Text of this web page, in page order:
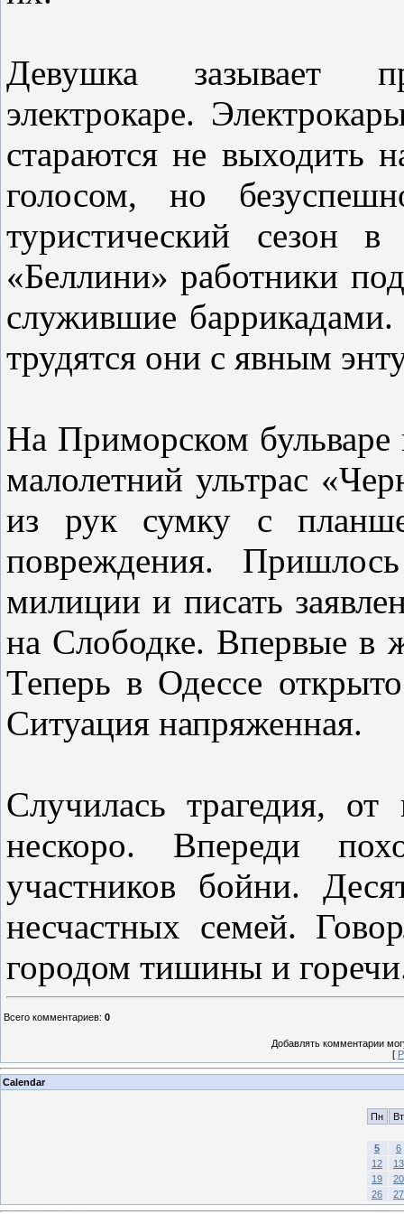
Девушка зазывает
электрокаре.
стараются не выходить
голосом, но
туристический сезон
«Беллини» работники
служившие
трудятся они с явным
На Приморском бульваре
малолетний ультрас
из рук сумку с
повреждения.
милиции и писать
на Слободке. Впервые в
Теперь в Одессе
Ситуация напряженная.
Случилась трагедия,
нескоро. Впереди
участников бойни.
несчастных семей.
городом тишины и
Всего комментариев: 0
Добавлять комментарии
[
Calendar
Пн Вт
5
6
12
13
19
20
26
27